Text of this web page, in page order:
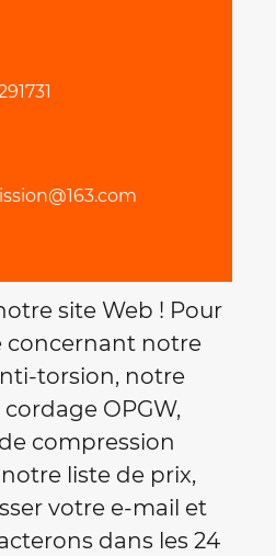
site Web ! Pour
notre
torsion, notre
OPGW,
compression
liste de prix,
votre e-mail et
dans les 24